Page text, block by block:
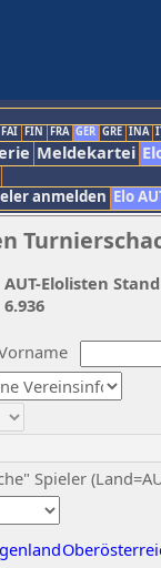
FAI FIN FRA GER GRE INA
Meldekartei
anmelden Elo
Spieler
AUT-Elolisten
6.936